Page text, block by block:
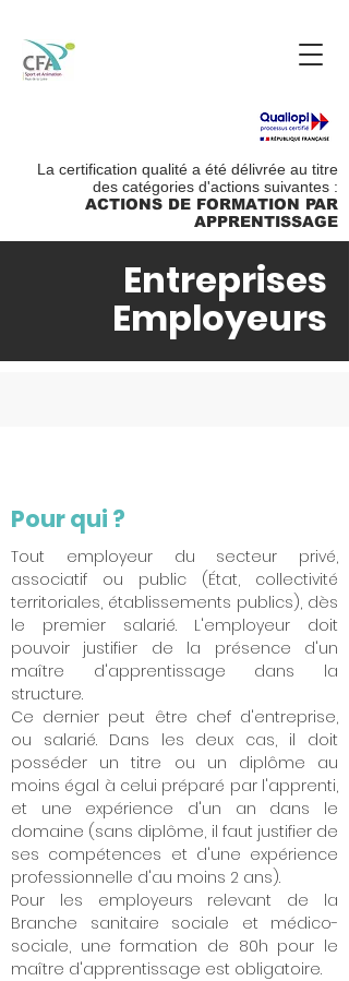
La certification qualité a été délivrée au titre
des catégories d'actions suivantes :
ACTIONS DE FORMATION PAR
APPRENTISSAGE
Entreprises
Employeurs
Pour qui ?
Tout employeur du secteur privé,
associatif ou public (État, collectivité
territoriales, établissements publics), dès
le premier salarié. L'employeur doit
pouvoir justifier de la présence d'un
maître d'apprentissage dans la
structure.
Ce dernier peut être chef d'entreprise,
ou salarié. Dans les deux cas, il doit
posséder un titre ou un diplôme au
moins égal à celui préparé par l'apprenti,
et une expérience d'un an dans le
domaine (sans diplôme, il faut justifier de
ses compétences et d'une expérience
professionnelle d'au moins 2 ans).
Pour les employeurs relevant de la
Branche sanitaire sociale et médico-
sociale, une formation de 80h pour le
maître d'apprentissage est obligatoire.